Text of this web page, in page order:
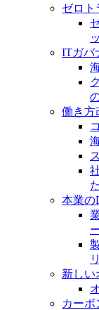
ゼロト
ITガバ
働き方
本業の
新しい
カー